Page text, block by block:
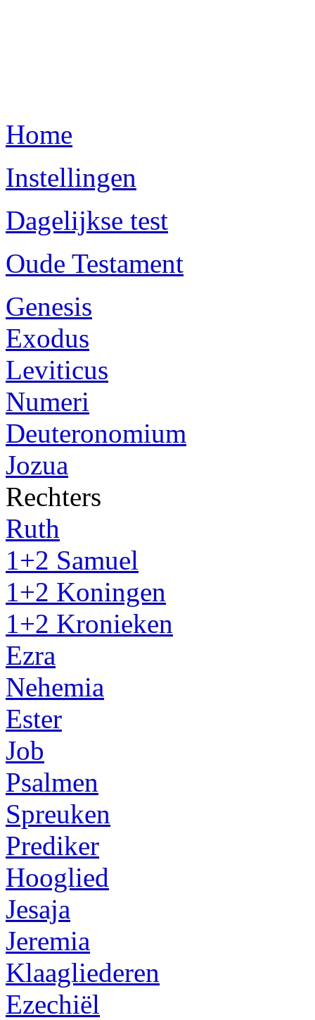
Home
Instellingen
Dagelijkse test
Oude Testament
Genesis
Exodus
Leviticus
Numeri
Deuteronomium
Jozua
Rechters
Ruth
1+2 Samuel
1+2 Koningen
1+2 Kronieken
Ezra
Nehemia
Ester
Job
Psalmen
Spreuken
Prediker
Hooglied
Jesaja
Jeremia
Klaagliederen
Ezechiël